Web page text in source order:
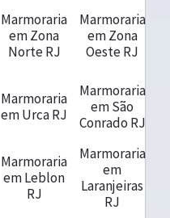
Marmoraria
em Zona
Norte RJ
Marmoraria
em Zona
Oeste RJ
Marmoraria
em Urca RJ
Marmoraria
em São
Conrado RJ
Marmoraria
em Leblon
RJ
Marmoraria
em
Laranjeiras
RJ